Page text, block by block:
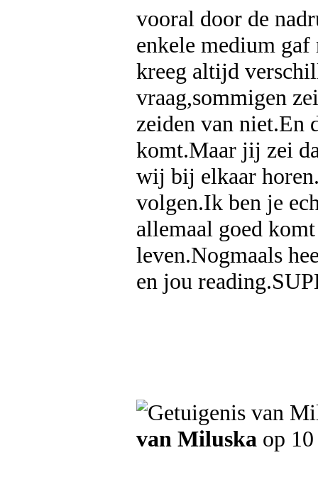
vooral door de
enkele medium
kreeg altijd
vraag,sommigen
zeiden van niet.En
komt.Maar jij zei
wij bij elkaar
volgen.Ik ben je
allemaal goed
leven.Nogmaals
en jou
van Miluska op